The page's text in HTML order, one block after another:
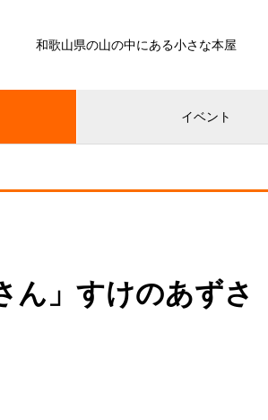
和歌山県の山の中にある小さな本屋
イベント
ん」すけのあずさ